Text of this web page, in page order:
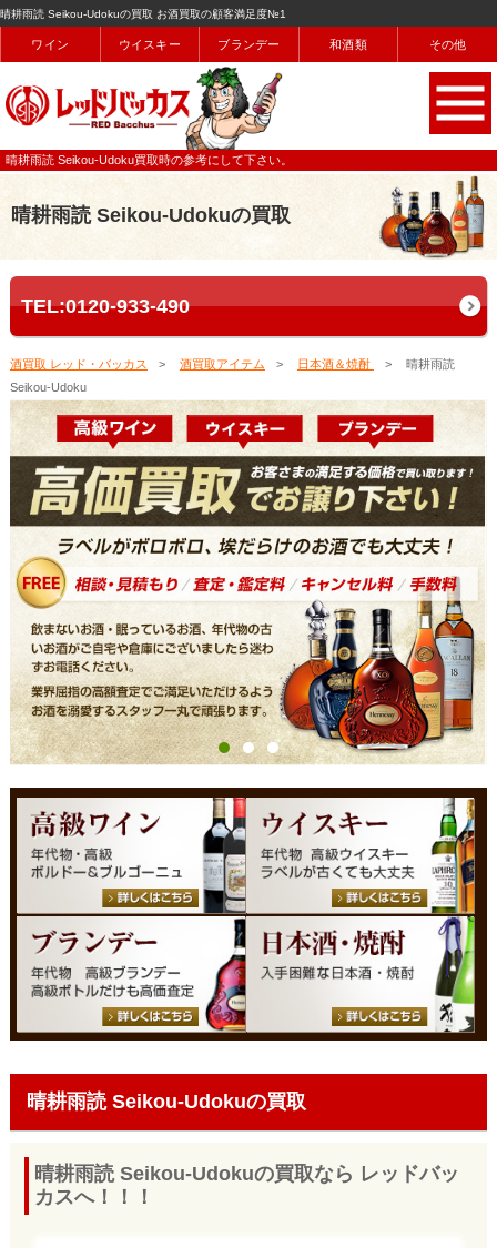
晴耕雨読 Seikou-Udokuの買取 お酒買取の顧客満足度№1
ワイン ウイスキー ブランデー 和酒類 その他
晴耕雨読 Seikou-Udoku買取時の参考にして下さい。
晴耕雨読 Seikou-Udokuの買取
TEL:0120-933-490
酒買取 レッド・バッカス 酒買取アイテム 日本酒＆焼酎
晴耕雨読
Seikou-Udoku
晴耕雨読 Seikou-Udokuの買取
晴耕雨読 Seikou-Udokuの買取なら レッドバッ
カスへ！！！